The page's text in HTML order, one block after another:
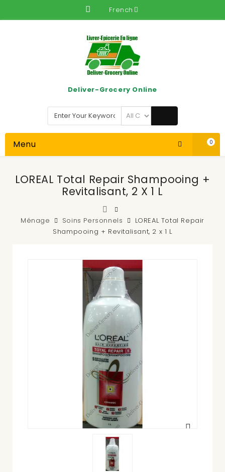
French
0
Deliver-Grocery Online
Menu
LOREAL Total Repair Shampooing +
Revitalisant, 2 X 1 L
Ménage Soins Personnels
LOREAL Total Repair
Shampooing + Revitalisant, 2 x 1 L